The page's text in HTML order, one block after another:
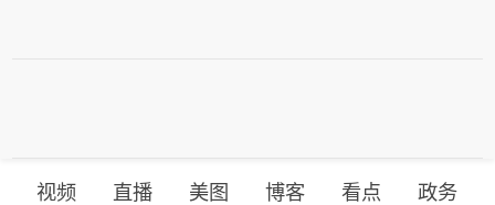
视频 直播 美图 博客 看点 政务